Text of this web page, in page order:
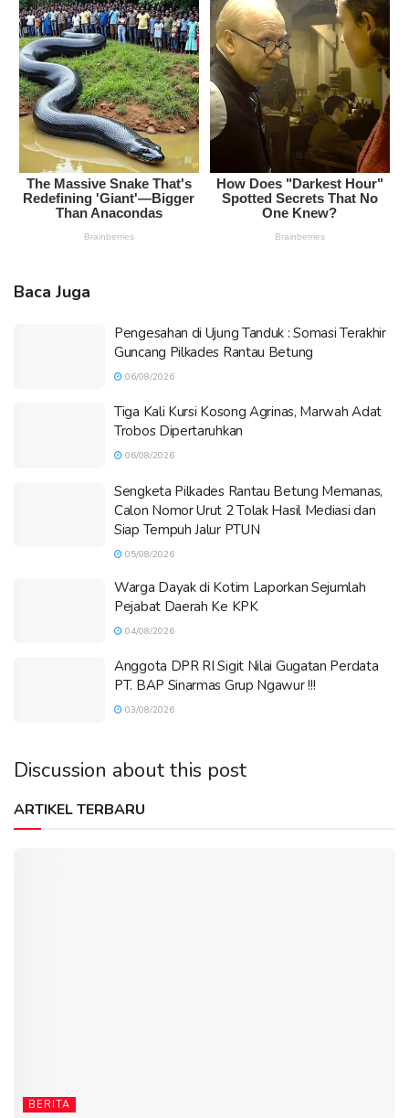
Baca Juga
Pengesahan di Ujung Tanduk : Somasi Terakhir
Guncang Pilkades Rantau Betung
06/08/2026
Tiga Kali Kursi Kosong Agrinas, Marwah Adat
Trobos Dipertaruhkan
06/08/2026
Sengketa Pilkades Rantau Betung Memanas,
Calon Nomor Urut 2 Tolak Hasil Mediasi dan
Siap Tempuh Jalur PTUN
05/08/2026
Warga Dayak di Kotim Laporkan Sejumlah
Pejabat Daerah Ke KPK
04/08/2026
Anggota DPR RI Sigit Nilai Gugatan Perdata
PT. BAP Sinarmas Grup Ngawur !!!
03/08/2026
Discussion about this post
ARTIKEL TERBARU
BERITA